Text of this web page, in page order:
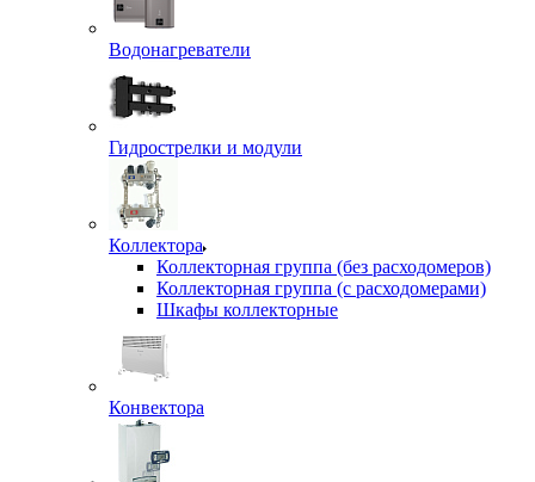
Водонагреватели
Гидрострелки и модули
Коллектора
Коллекторная группа (без расходомеров)
Коллекторная группа (с расходомерами)
Шкафы коллекторные
Конвектора